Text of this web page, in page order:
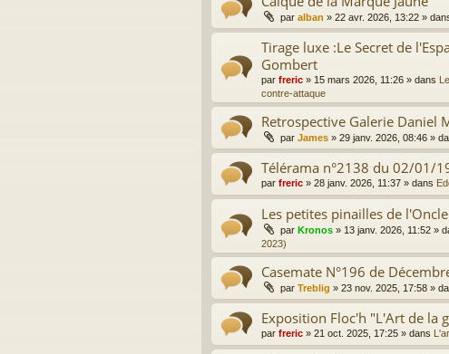
par alban » 22 avr. 2026, 13:22 »
Tirage luxe :Le Secret de
Gombert
par freric » 15 mars 2026, 11:26 » dans
contre-attaque
Retrospective Galerie Daniel
par James » 29 janv. 2026, 08:46 »
Télérama n°2138 du 02/01/
par freric » 28 janv. 2026, 11:37 » dans
Les petites pinailles de
par Kronos » 13 janv. 2026, 11:52 »
2023)
Casemate N°196 de
par Treblig » 23 nov. 2025, 17:58 »
Exposition Floc'h "L'Art de la
par freric » 21 oct. 2025, 17:25 » dans